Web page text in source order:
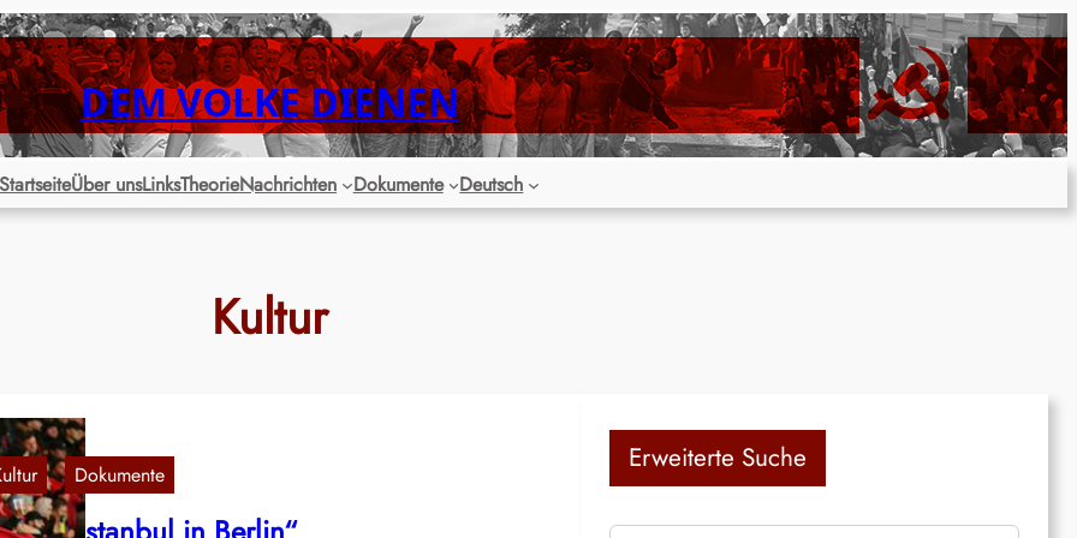
DEM VOLKE DIENEN
StartseiteÜber unsLinksTheorieNachrichten Dokumente Deutsch
Kultur
,
Dokumente
Erweiterte Suche